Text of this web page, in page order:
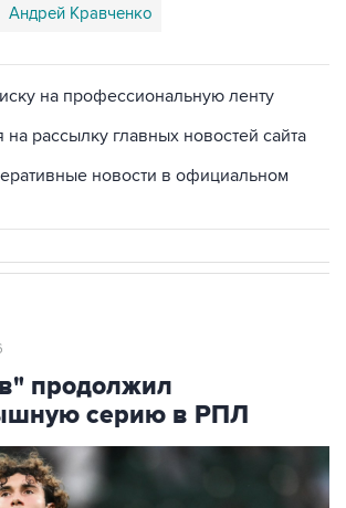
Андрей Кравченко
на профессиональную ленту
на рассылку главных новостей сайта
новости в официальном
продолжил
серию в РПЛ